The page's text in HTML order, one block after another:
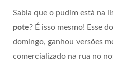
Sabia que o pudim está na
pote? É isso mesmo! Esse
domingo, ganhou versões
comercializado na rua no